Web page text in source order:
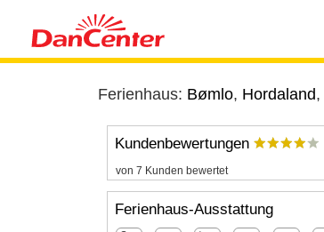
Ferienhaus: Bømlo, Hordaland,
Kundenbewertungen
von 7 Kunden bewertet
Ferienhaus-Ausstattung